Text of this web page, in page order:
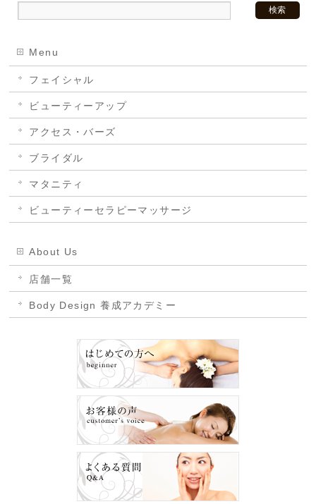
Menu
フェイシャル
ビューティーアップ
アクセス・バーズ
ブライダル
マタニティ
ビューティーセラピーマッサージ
About Us
店舗一覧
Body Design 養成アカデミー